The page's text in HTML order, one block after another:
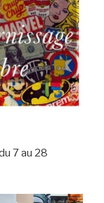
7 au 28